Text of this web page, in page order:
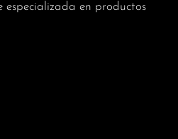
en productos